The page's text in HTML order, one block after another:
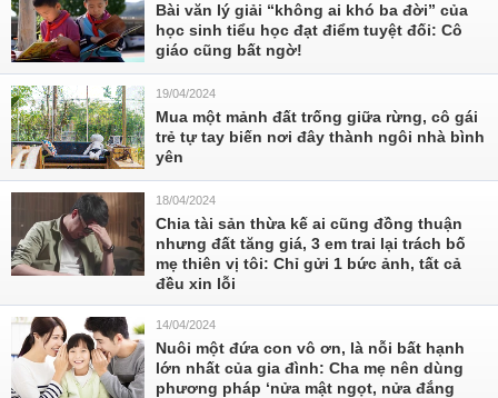
Bài văn lý giải “không ai khó ba đời” của
học sinh tiểu học đạt điểm tuyệt đối: Cô
giáo cũng bất ngờ!
19/04/2024
Mua một mảnh đất trống giữa rừng, cô gái
trẻ tự tay biến nơi đây thành ngôi nhà bình
yên
18/04/2024
Chia tài sản thừa kế ai cũng đồng thuận
nhưng đất tăng giá, 3 em trai lại trách bố
mẹ thiên vị tôi: Chỉ gửi 1 bức ảnh, tất cả
đều xin lỗi
14/04/2024
Nuôi một đứa con vô ơn, là nỗi bất hạnh
lớn nhất của gia đình: Cha mẹ nên dùng
phương pháp ‘nửa mật ngọt, nửa đắng